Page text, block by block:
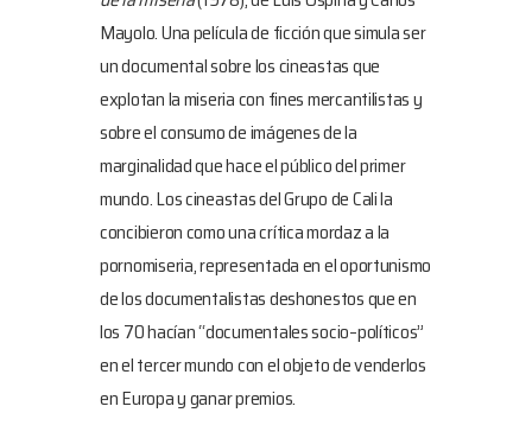
Mayolo. Una película de ficción que simula ser
un documental sobre los cineastas que
explotan la miseria con fines mercantilistas y
sobre el consumo de imágenes de la
marginalidad que hace el público del primer
mundo. Los cineastas del Grupo de Cali la
concibieron como una crítica mordaz a la
pornomiseria, representada en el oportunismo
de los documentalistas deshonestos que en
los 70 hacían “documentales socio–políticos”
en el tercer mundo con el objeto de venderlos
en Europa y ganar premios.